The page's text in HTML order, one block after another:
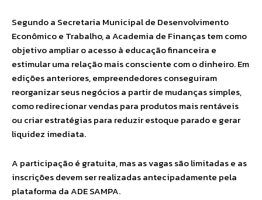
Segundo a Secretaria Municipal de Desenvolvimento
Econômico e Trabalho, a Academia de Finanças tem como
objetivo ampliar o acesso à educação financeira e
estimular uma relação mais consciente com o dinheiro. Em
edições anteriores, empreendedores conseguiram
reorganizar seus negócios a partir de mudanças simples,
como redirecionar vendas para produtos mais rentáveis
ou criar estratégias para reduzir estoque parado e gerar
liquidez imediata.
A participação é gratuita, mas as vagas são limitadas e as
inscrições devem ser realizadas antecipadamente pela
plataforma da ADE SAMPA.